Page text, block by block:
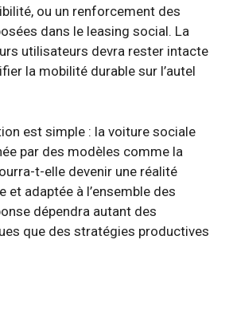
ou un renforcement des
dans le leasing social. La
utilisateurs devra rester intacte
la mobilité durable sur l’autel
est simple : la voiture sociale
par des modèles comme la
t-elle devenir une réalité
et adaptée à l’ensemble des
dépendra autant des
que des stratégies productives